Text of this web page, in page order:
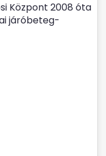
Központ 2008 óta
járóbeteg-